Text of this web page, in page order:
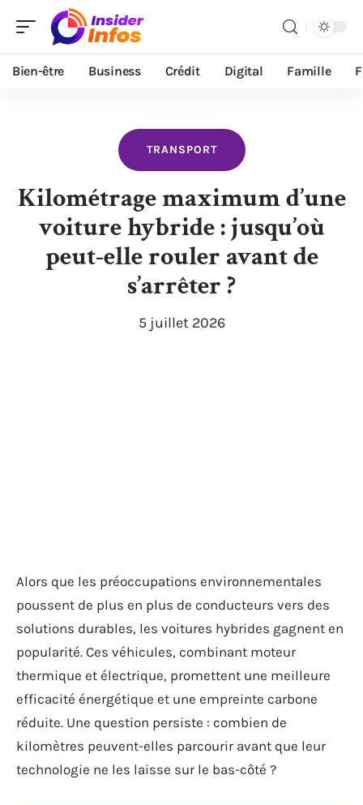
Bien-être Business Crédit Digital Famille
TRANSPORT
Kilométrage maximum d’une
voiture hybride : jusqu’où
peut-elle rouler avant de
s’arrêter ?
5 juillet 2026
Alors que les préoccupations environnementales
poussent de plus en plus de conducteurs vers des
solutions durables, les voitures hybrides gagnent en
popularité. Ces véhicules, combinant moteur
thermique et électrique, promettent une meilleure
efficacité énergétique et une empreinte carbone
réduite. Une question persiste : combien de
kilomètres peuvent-elles parcourir avant que leur
technologie ne les laisse sur le bas-côté ?